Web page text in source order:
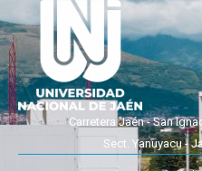
Carretera Jaén - San
Sect. Yanuyacu -